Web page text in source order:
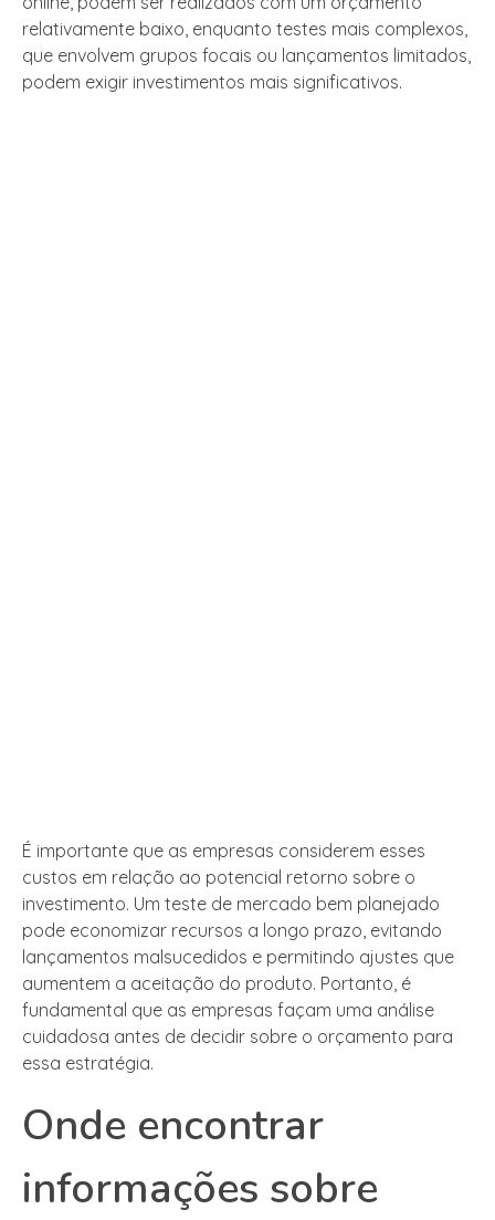
relativamente baixo, enquanto testes mais complexos,
que envolvem grupos focais ou lançamentos limitados,
podem exigir investimentos mais significativos.
É importante que as empresas considerem esses
custos em relação ao potencial retorno sobre o
investimento. Um teste de mercado bem planejado
pode economizar recursos a longo prazo, evitando
lançamentos malsucedidos e permitindo ajustes que
aumentem a aceitação do produto. Portanto, é
fundamental que as empresas façam uma análise
cuidadosa antes de decidir sobre o orçamento para
essa estratégia.
Onde encontrar
informações sobre